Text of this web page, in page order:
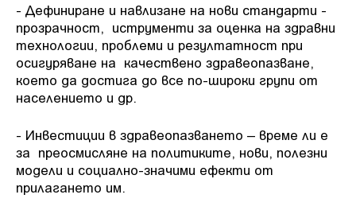
- Дефиниране и навлизане на нови стандарти -
прозрачност, иструменти за оценка на здравни
технологии, проблеми и резултатност при
осигуряване на качествено здравеопазване,
което да достига до все по-широки групи от
населението и др.
- Инвестиции в здравеопазването – време ли е
за преосмисляне на политиките, нови, полезни
модели и социално-значими ефекти от
прилагането им.